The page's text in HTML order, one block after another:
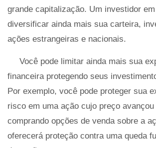
grande capitalização. Um investidor
diversificar ainda mais sua carteira,
ações estrangeiras e nacionais.
Você pode limitar ainda mais sua
financeira protegendo seus
Por exemplo, você pode proteger sua
risco em uma ação cujo preço
comprando opções de venda sobre a
oferecerá proteção contra uma queda